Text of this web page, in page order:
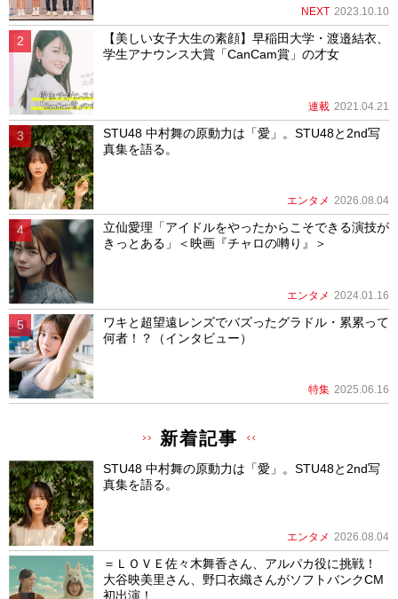
NEXT 2023.10.10
【美しい女子大生の素顔】早稲田大学・渡邉結衣、
学生アナウンス大賞「CanCam賞」の才女
連載 2021.04.21
STU48 中村舞の原動力は「愛」。STU48と2nd写
真集を語る。
エンタメ 2026.08.04
立仙愛理「アイドルをやったからこそできる演技が
きっとある」＜映画『チャロの囀り』＞
エンタメ 2024.01.16
ワキと超望遠レンズでバズったグラドル・累累って
何者！？（インタビュー）
特集 2025.06.16
新着記事
STU48 中村舞の原動力は「愛」。STU48と2nd写
真集を語る。
エンタメ 2026.08.04
＝ＬＯＶＥ佐々木舞香さん、アルパカ役に挑戦！
大谷映美里さん、野口衣織さんがソフトバンクCM
初出演！